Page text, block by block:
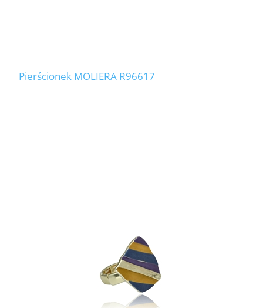
Pierścionek MOLIERA R96617